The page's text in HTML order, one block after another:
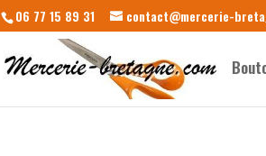
06 77 15 89 31 contact@mercerie-